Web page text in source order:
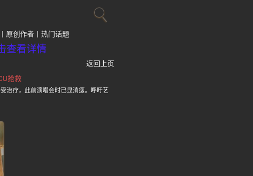
原创作者 热门话题
查看详情
返回上页
抢救
治疗，此前演唱会时已显消瘦。呼吁艺